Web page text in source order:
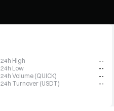
24h High
--
24h Low
--
24h Volume (QUICK)
--
24h Turnover (USDT)
--